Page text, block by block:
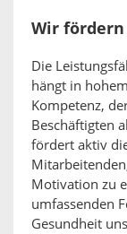
Wir
Die
hängt in
Kompetenz,
Beschäftigten
fördert aktiv
Motivation zu
umfassenden
Gesundheit